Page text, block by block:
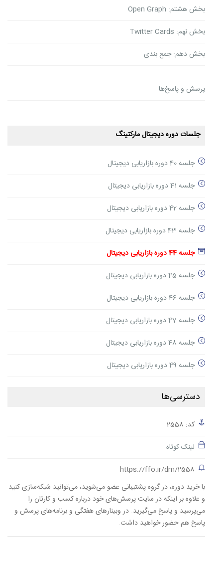
بخش هشتم: Open Graph
بخش نهم: Twitter Cards
بخش دهم: جمع بندی
پرسش و پاسخ‌ها
جلسات دوره دیجیتال مارکتینگ
جلسه 40 دوره بازاریابی دیجیتال
جلسه 41 دوره بازاریابی دیجیتال
جلسه 42 دوره بازاریابی دیجیتال
جلسه 43 دوره بازاریابی دیجیتال
جلسه 44 دوره بازاریابی دیجیتال
جلسه 45 دوره بازاریابی دیجیتال
جلسه 46 دوره بازاریابی دیجیتال
جلسه 47 دوره بازاریابی دیجیتال
جلسه 48 دوره بازاریابی دیجیتال
جلسه 49 دوره بازاریابی دیجیتال
دسترسی‌ها
کد: 2558
لینک کوتاه
https://ffo.ir/dm/2558
با خرید دوره، در گروه پشتیبانی عضو می‌شوید، می‌توانید شبکه‌سازی کنید
و علاوه بر اینکه در سایت پرسش‌های خود درباره کسب و کارتان را
می‌پرسید و پاسخ می‌گیرید. در وبینارهای هفتگی و برنامه‌های پرسش و
پاسخ هم حضور خواهید داشت.